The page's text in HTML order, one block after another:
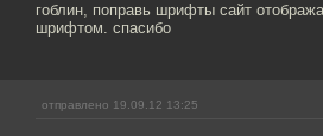
гоблин, поправь шрифты сайт
шрифтом. спасибо
отправлено 19.09.12 13:25